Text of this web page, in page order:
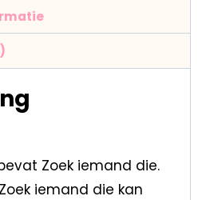
Zoek iemand die.
iemand die kan